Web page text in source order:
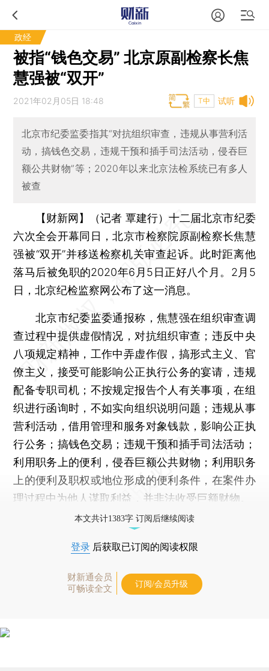
政经
被指“钱色交易” 北京原副检察长焦
慧强被“双开”
试听
2021年02月05日 18:48 T中
北京市纪委监委指其“对抗组织审查，违规从事营利活
动，搞钱色交易，违规干预和插手司法活动，侵吞巨
额公共财物”等；2020年以来北京法检系统已有多人
被查
【财新网】（记者 覃建行） 十二届北京市纪委
六次全会开幕同日，北京市检察院原副检察长焦慧
强被“双开”并移送检察机关审查起诉。此时距离他
落马后被免职的2020年6月5日正好八个月。2月5
日，北京纪检监察网公布了这一消息。
北京市纪委监委通报称，焦慧强在组织审查调
查过程中提供虚假情况，对抗组织审查；违反中央
八项规定精神，工作中弄虚作假，搞形式主义、官
僚主义，接受可能影响公正执行公务的宴请，违规
配备专职司机；不按规定报告个人有关事项，在组
织进行函询时，不如实向组织说明问题；违规从事
营利活动，借用管理和服务对象钱款，影响公正执
行公务；搞钱色交易；违规干预和插手司法活动；
利用职务上的便利，侵吞巨额公共财物；利用职务
上的便利及职权或地位形成的便利条件，在案件办
理过程中为他人谋取利益，并非法收受巨额财物。
本文共计1383字 订阅后继续阅读
登录 后获取已订阅的阅读权限
财新通会员
可畅读全文
订阅/会员升级